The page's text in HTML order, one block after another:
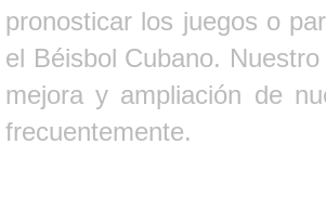
pronosticar los juegos o
el Béisbol Cubano.
mejora y ampliación de
frecuentemente.